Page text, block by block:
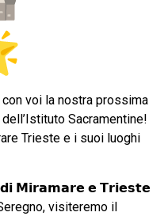
voi la nostra prossima
Sacramentine!
Trieste e i suoi luoghi
𝗠𝗶𝗿𝗮𝗺𝗮𝗿𝗲 𝗲 𝗧𝗿𝗶𝗲𝘀𝘁𝗲
visiteremo il